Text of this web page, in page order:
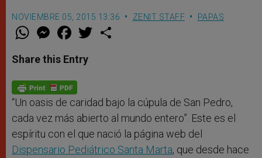
NOVIEMBRE 05, 2015 13:36 ZENIT STAFF PAPAS
W
t
s
p
p
M
e
s
e
g
e
F
a
e
b
o
k
w
Share this Entry
“Un oasis de caridad bajo la cúpula de San Pedro,
cada vez más abierto al mundo entero”. Este es el
espíritu con el que nació la página web del
Dispensario Pediátrico Santa Marta, que desde hace